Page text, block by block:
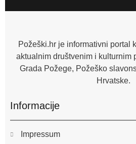
o
f
Požeški.hr je informativni portal
aktualnim društvenim i kulturnim
Grada Požege, Požeško
Hrvatske.
Informacije
Impressum